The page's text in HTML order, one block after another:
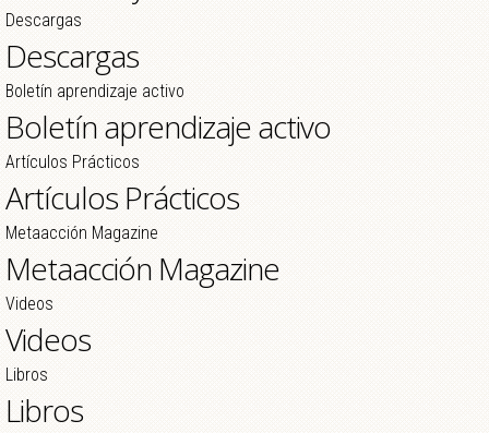
Descargas
Descargas
Boletín aprendizaje activo
Boletín aprendizaje activo
Artículos Prácticos
Artículos Prácticos
Metaacción Magazine
Metaacción Magazine
Videos
Videos
Libros
Libros